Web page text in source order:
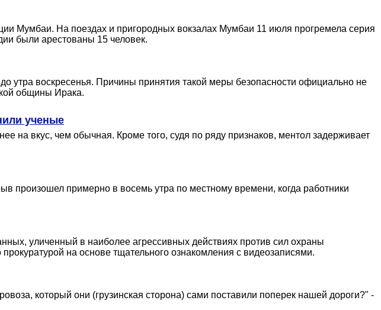
Мумбаи. На поездах и пригородных вокзалах Мумбаи 11 июля прогремела серия
были арестованы 15 человек.
утра воскресенья. Причины принятия такой меры безопасности официально не
общины Ирака.
ученые
на вкус, чем обычная. Кроме того, судя по ряду признаков, ментол задерживает
произошел примерно в восемь утра по местному времени, когда работники
уличенный в наиболее агрессивных действиях против сил охраны
на основе тщательного ознакомления с видеозаписями.
который они (грузинская сторона) сами поставили поперек нашей дороги?" -